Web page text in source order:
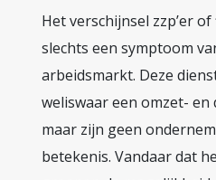
Het verschijnsel zzp’er
slechts een symptoom
arbeidsmarkt. Deze
weliswaar een omzet-
maar zijn geen
betekenis. Vandaar dat